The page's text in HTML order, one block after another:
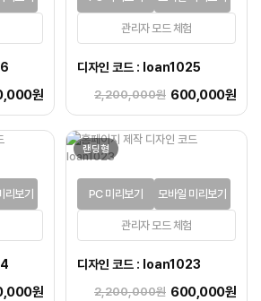
원
관리자 모드 체험
디자인 코드 : loan1025
2,200,000원 600,000원
리보기
원
랜딩형
관리자 모드 체험
PC 미리보기 모바일 미리보기
디자인 코드 : loan1023
2,200,000원 600,000원